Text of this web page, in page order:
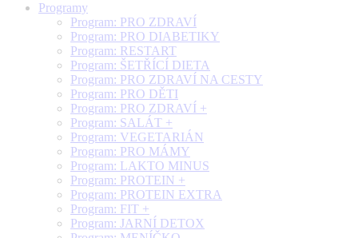
Programy
Program: PRO ZDRAVÍ
Program: PRO DIABETIKY
Program: RESTART
Program: ŠETŘÍCÍ DIETA
Program: PRO ZDRAVÍ NA CESTY
Program: PRO DĚTI
Program: PRO ZDRAVÍ +
Program: SALÁT +
Program: VEGETARIÁN
Program: PRO MÁMY
Program: LAKTO MINUS
Program: PROTEIN +
Program: PROTEIN EXTRA
Program: FIT +
Program: JARNÍ DETOX